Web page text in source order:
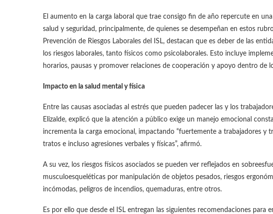
El aumento en la carga laboral que trae consigo fin de año repercute en
salud y seguridad, principalmente, de quienes se desempeñan en estos
Prevención de Riesgos Laborales del ISL, destacan que es deber de las
los riesgos laborales, tanto físicos como psicolaborales. Esto incluye
horarios, pausas y promover relaciones de cooperación y apoyo dentro de
Impacto en la salud mental y física
Entre las causas asociadas al estrés que pueden padecer las y los
Elizalde, explicó que la atención a público exige un manejo emocional
incrementa la carga emocional, impactando “fuertemente a trabajadores y
tratos e incluso agresiones verbales y físicas”, afirmó.
A su vez, los riesgos físicos asociados se pueden ver reflejados en
musculoesqueléticas por manipulación de objetos pesados, riesgos
incómodas, peligros de incendios, quemaduras, entre otros.
Es por ello que desde el ISL entregan las siguientes recomendaciones para